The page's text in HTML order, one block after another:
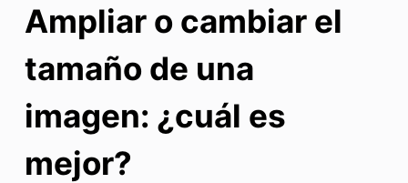
Ampliar o cambiar el
tamaño de una
imagen: ¿cuál es
mejor?